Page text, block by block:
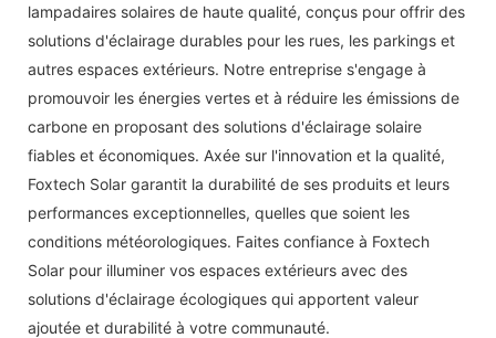
lampadaires solaires de haute qualité, conçus pour offrir des
solutions d'éclairage durables pour les rues, les parkings et
autres espaces extérieurs. Notre entreprise s'engage à
promouvoir les énergies vertes et à réduire les émissions de
carbone en proposant des solutions d'éclairage solaire
fiables et économiques. Axée sur l'innovation et la qualité,
Foxtech Solar garantit la durabilité de ses produits et leurs
performances exceptionnelles, quelles que soient les
conditions météorologiques. Faites confiance à Foxtech
Solar pour illuminer vos espaces extérieurs avec des
solutions d'éclairage écologiques qui apportent valeur
ajoutée et durabilité à votre communauté.